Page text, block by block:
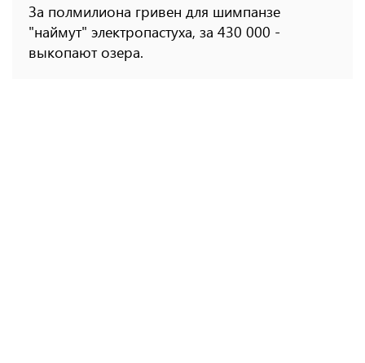
За полмилиона гривен для шимпанзе
"наймут" электропастуха, за 430 000 -
выкопают озера.